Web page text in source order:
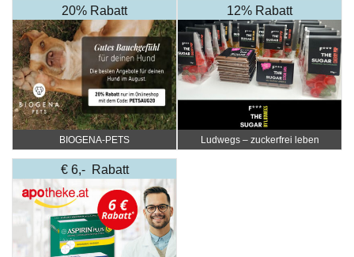
20% Rabatt
BIOGENA-PETS
12% Rabatt
Ludwegs – zuckerfrei leben
€ 6,- Rabatt